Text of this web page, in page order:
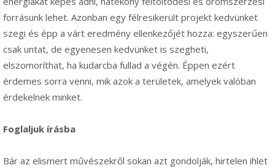
forrásunk lehet. Azonban egy félresikerült projekt kedvünket
szegi és épp a várt eredmény ellenkezőjét hozza: egyszerűen
csak untat, de egyenesen kedvünket is szegheti,
elszomoríthat, ha kudarcba fullad a végén. Éppen ezért
érdemes sorra venni, mik azok a területek, amelyek valóban
érdekelnek minket.
Foglaljuk írásba
Bár az elismert művészekről sokan azt gondolják, hirtelen ihlet